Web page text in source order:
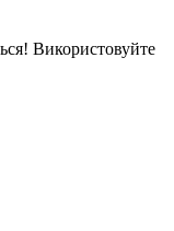
Використовуйте